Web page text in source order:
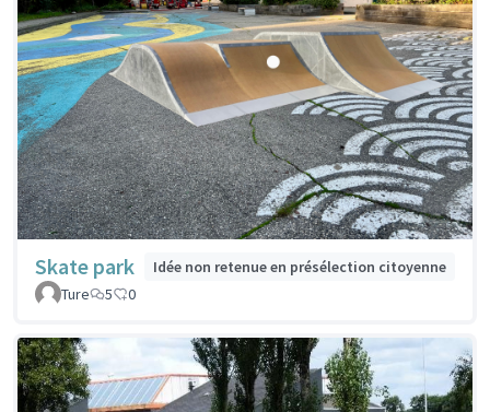
Skate park
Idée non retenue en présélection citoyenne
Ture
5 0